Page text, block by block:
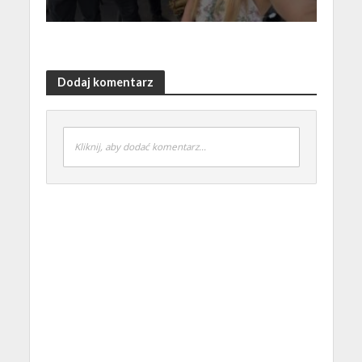
Dodaj komentarz
Kliknij, aby dodać komentarz...